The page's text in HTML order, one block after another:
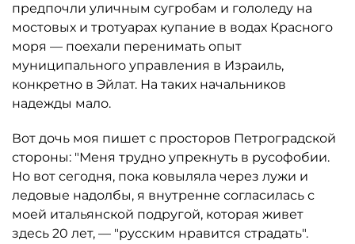
предпочли уличным сугробам и гололеду на
мостовых и тротуарах купание в водах Красного
моря — поехали перенимать опыт
муниципального управления в Израиль,
конкретно в Эйлат. На таких начальников
надежды мало.
Вот дочь моя пишет с просторов Петроградской
стороны: "Меня трудно упрекнуть в русофобии.
Но вот сегодня, пока ковыляла через лужи и
ледовые надолбы, я внутренне согласилась с
моей итальянской подругой, которая живет
здесь 20 лет, — "русским нравится страдать".